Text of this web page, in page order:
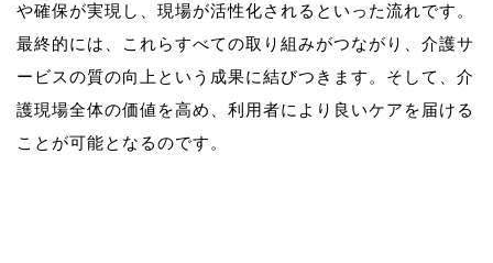
や確保が実現し、現場が活性化されるといった流れです。
最終的には、これらすべての取り組みがつながり、介護サ
ービスの質の向上という成果に結びつきます。そして、介
護現場全体の価値を高め、利用者により良いケアを届ける